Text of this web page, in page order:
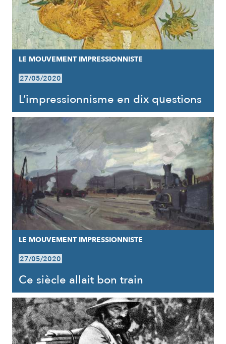
LE MOUVEMENT IMPRESSIONNISTE
27/05/2020
L’impressionnisme en dix questions
LE MOUVEMENT IMPRESSIONNISTE
27/05/2020
Ce siècle allait bon train